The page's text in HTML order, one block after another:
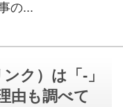
の...
ク）は「-」
由も調べて